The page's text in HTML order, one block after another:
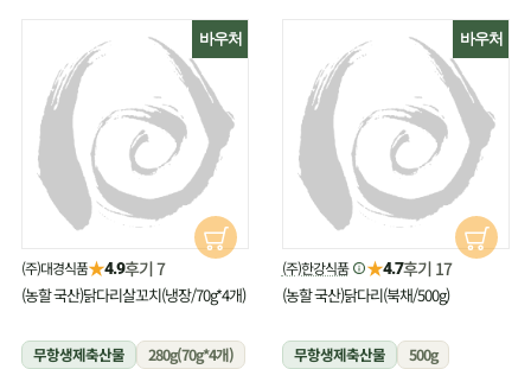
바우처
(주)한강식품 ★4.7후기 17
(농할 국산)닭다리(북채/500g)
무항생제축산물
500g
바우처
(주)대경식품★4.9후기 7
(농할 국산)닭다리살꼬치(냉장/70g*4개)
무항생제축산물
280g(70g*4개)